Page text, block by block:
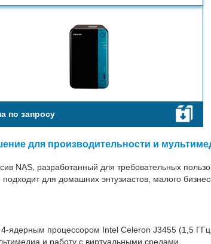
по запросу
для производительности и
NAS, разработанный для требовательных
для домашних энтузиастов, малого
процессором Intel Celeron J3455 (1,5
и работу с виртуальными средами.